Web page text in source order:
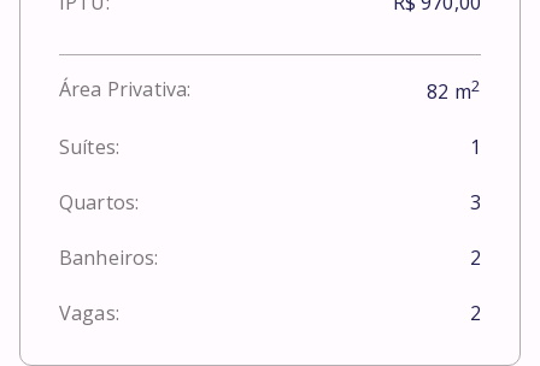
Área Privativa: 82 m2
Suítes: 1
Quartos: 3
Banheiros: 2
Vagas: 2